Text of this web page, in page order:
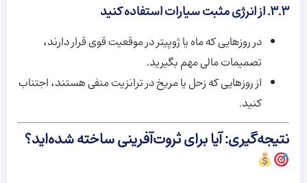
۳.۳. از انرژی مثبت سیارات استفاده کنید
در روزهایی که ماه یا ژوپیتر در موقعیت قوی قرار دارند،
تصمیمات مالی مهم بگیرید.
از روزهایی که زحل یا مریخ در ترانزیت منفی هستند، اجتناب
کنید.
نتیجه‌گیری: آیا برای ثروت‌آفرینی ساخته شده‌اید؟